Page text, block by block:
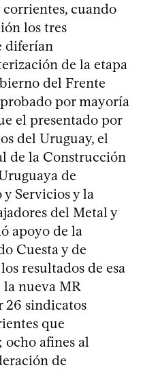
cuando
los tres
diferían
de la etapa
del Frente
por mayoría
el presentado por
del Uruguay, el
de la Construcción
de
Servicios y la
del Metal y
apoyo de la
Cuesta y de
resultados de esa
la nueva MR
26 sindicatos
que
afines al
de